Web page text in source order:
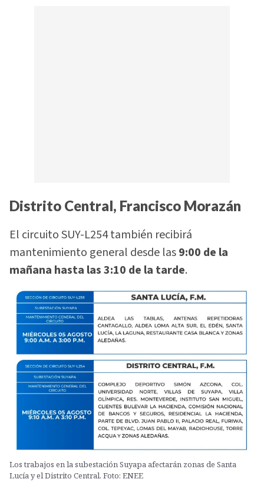
Distrito Central, Francisco Morazán
El circuito SUY-L254 también recibirá
mantenimiento general desde las9:00 de la
mañana hasta las 3:10 de la tarde.
Los trabajos en la subestación Suyapa afectarán zonas de Santa
Lucía y el Distrito Central. Foto: ENEE